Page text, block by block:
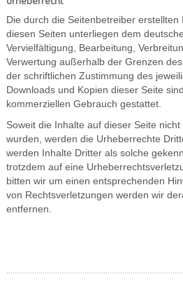
Die durch die Seitenbetreiber
diesen Seiten unterliegen dem
Vervielfältigung, Bearbeitung,
Verwertung außerhalb der Grenzen
der schriftlichen Zustimmung des
Downloads und Kopien dieser Seite
kommerziellen Gebrauch gestattet.
Soweit die Inhalte auf dieser Seite
wurden, werden die Urheberrechte
werden Inhalte Dritter als solche
trotzdem auf eine
bitten wir um einen entsprechenden
von Rechtsverletzungen werden wir
entfernen.